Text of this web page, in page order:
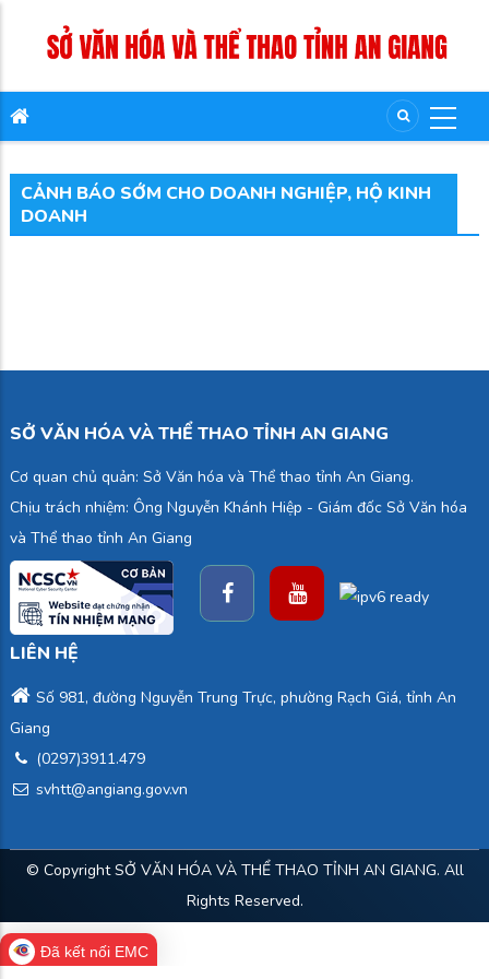
CẢNH BÁO SỚM CHO DOANH NGHIỆP, HỘ KINH
DOANH
SỞ VĂN HÓA VÀ THỂ THAO TỈNH AN GIANG
Cơ quan chủ quản: Sở Văn hóa và Thể thao tỉnh An Giang.
Chịu trách nhiệm: Ông Nguyễn Khánh Hiệp - Giám đốc Sở Văn hóa
và Thể thao tỉnh An Giang
LIÊN HỆ
Số 981, đường Nguyễn Trung Trực, phường Rạch Giá, tỉnh An
Giang
(0297)3911.479
svhtt@angiang.gov.vn
© CopyrightSỞ VĂN HÓA VÀ THỂ THAO TỈNH AN GIANG. All
Rights Reserved.
Đã kết nối EMC